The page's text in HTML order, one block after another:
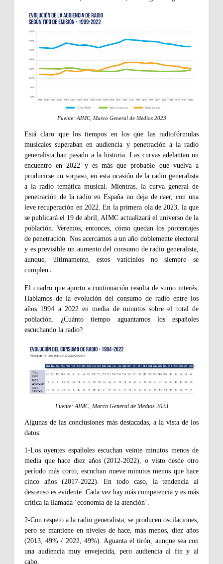
Fuente: AIMC, Marco General de Medios 2023
Está claro que los tiempos en los que las radiofórmulas
musicales superaban en audiencia y penetración a la radio
generalista han pasado a la historia. Las curvas adelantan un
encuentro en 2022 y es más que probable que vuelva a
producirse un sorpaso, en esta ocasión de la radio generalista
a la radio temática musical. Mientras, la curva general de
penetración de la radio en España no deja de caer, con una
leve recuperación en 2022. En la primera ola de 2023, la que
se publicará el 19 de abril, AIMC actualizará el universo de la
población. Veremos, entonces, cómo quedan los porcentajes
de penetración. Nos acercamos a un año doblemente electoral
y es previsible un aumento del consumo de radio generalista,
aunque, últimamente, estos vaticinios no siempre se
cumplen .
El cuadro que aporto a continuación resulta de sumo interés.
Hablamos de la evolución del consumo de radio entre los
años 1994 a 2022 en media de minutos sobre el total de
población. ¿Cuánto tiempo aguantamos los españoles
escuchando la radio?
Fuente: AIMC, Marco General de Medios 2023
Algunas de las conclusiones más destacadas, a la vista de los
datos:
1-Los oyentes españoles escuchan veinte minutos menos de
media que hace diez años (2012-2022), o visto desde otro
período más corto, escuchan nueve minutos menos que hace
cinco años (2017-2022). En todo caso, la tendencia al
descenso es evidente. Cada vez hay más competencia y es más
crítica la llamada ‘economía de la atención’.
2-Con respeto a la radio generalista, se producen oscilaciones,
pero se mantiene en niveles de hace, más menos, diez años
(2013, 49% / 2022, 49%). Aguanta el tirón, aunque sea con
una audiencia muy envejecida, pero audiencia al fin y al
cabo.